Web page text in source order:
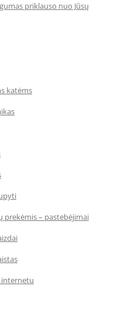
priklauso nuo Jūsų
katėms
prekėmis – pastebėjimai
internetu